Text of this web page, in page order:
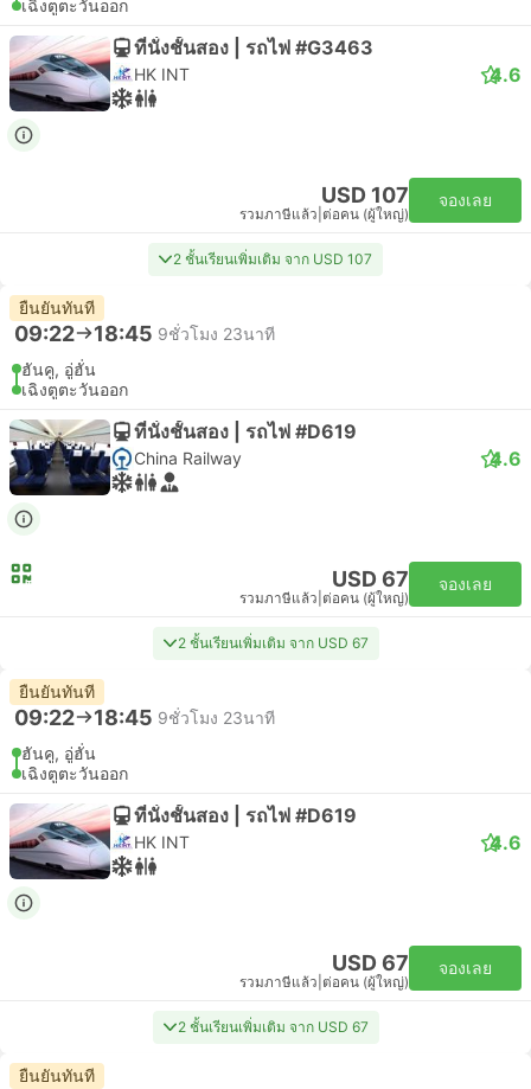
เฉิงตูตะวันออก
ที่นั่งชั้นสอง | รถไฟ #G3463
HK INT 4.6
USD 107
รวมภาษีแล้ว ต่อคน (ผู้ใหญ่)
จองเลย
2 ชั้นเรียนเพิ่มเติม จาก USD 107
ยืนยันทันที
09:22 18:45 9ชั่วโมง 23นาที
ฮันคู, อู่ฮั่น
เฉิงตูตะวันออก
ที่นั่งชั้นสอง | รถไฟ #D619
China Railway 4.6
USD 67
รวมภาษีแล้ว ต่อคน (ผู้ใหญ่)
จองเลย
2 ชั้นเรียนเพิ่มเติม จาก USD 67
ยืนยันทันที
09:22 18:45 9ชั่วโมง 23นาที
ฮันคู, อู่ฮั่น
เฉิงตูตะวันออก
ที่นั่งชั้นสอง | รถไฟ #D619
HK INT 4.6
USD 67
รวมภาษีแล้ว ต่อคน (ผู้ใหญ่)
จองเลย
2 ชั้นเรียนเพิ่มเติม จาก USD 67
ยืนยันทันที